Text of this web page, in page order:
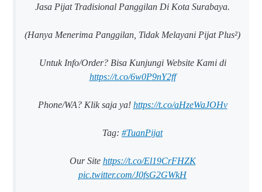
Jasa Pijat Tradisional Panggilan Di Kota Surabaya.
(Hanya Menerima Panggilan, Tidak Melayani Pijat Plus²)
Untuk Info/Order? Bisa Kunjungi Website Kami di
https://t.co/6w0P9nY2ff
Phone/WA? Klik saja ya! https://t.co/aHzeWaJOHv
Tag: #TuanPijat
Our Site https://t.co/El19CrFHZK
pic.twitter.com/J0fsG2GWkH